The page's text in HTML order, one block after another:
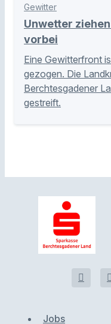
Gewitter
Unwetter
vorbei
Eine Gewitterfront
gezogen. Die
Berchtesgadener
gestreift.
Jobs